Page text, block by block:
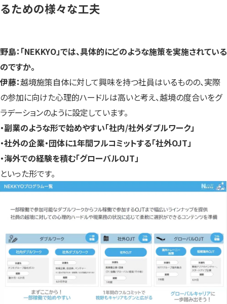
るための様々な工夫
野島：「NEKKYO」では、具体的にどのような施策を実施されている
のですか。
伊藤：越境施策自体に対して興味を持つ社員はいるものの、実際
の参加に向けた心理的ハードルは高いと考え、越境の度合いをグ
ラデーションのように設定しています。
・副業のような形で始めやすい「社内/社外ダブルワーク」
・社外の企業・団体に1年間フルコミットする「社外OJT」
・海外での経験を積む「グローバルOJT」
といった形です。